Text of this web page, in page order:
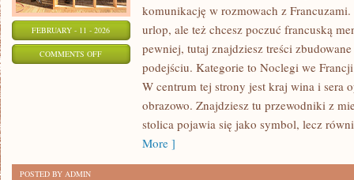
FEBRUARY - 11 - 2026
COMMENTS OFFON
POCZĄTKUJĄCYCH
komunikację w rozmowach z Francuzami.
urlop, ale też chcesz poczuć francuską
pewniej, tutaj znajdziesz treści
podejściu. Kategorie to Noclegi we
W centrum tej strony jest kraj wina i sera
obrazowo. Znajdziesz tu przewodniki z
stolica pojawia się jako symbol, lecz
More ]
POSTED BY ADMIN